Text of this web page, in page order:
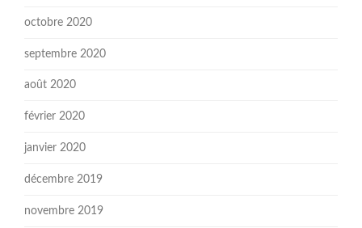
octobre 2020
septembre 2020
août 2020
février 2020
janvier 2020
décembre 2019
novembre 2019